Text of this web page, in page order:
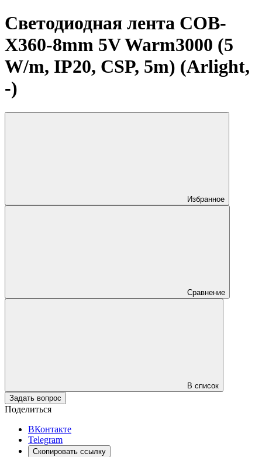
Светодиодная лента COB-
X360-8mm 5V Warm3000 (5
W/m, IP20, CSP, 5m) (Arlight,
-)
Избранное
Сравнение
В список
Задать вопрос
Поделиться
ВКонтакте
Telegram
Скопировать ссылку